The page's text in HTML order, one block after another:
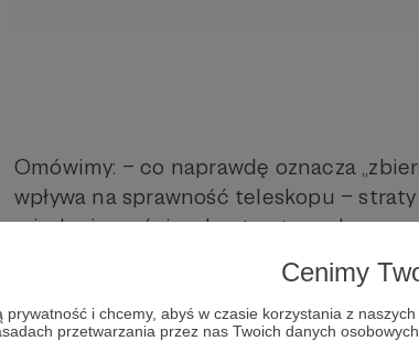
Cenimy
prywatność i chcemy, abyś w czasie korzystania z
przetwarzania przez nas Twoich danych osobowych.
Omówimy: – co naprawdę oznacza
wpływa na sprawność teleskopu –
między jasnością a kontrastem obrazu
jaśniejszy” mimo mniejszej apertury
Film jest oparty na fizyce optyki, a nie